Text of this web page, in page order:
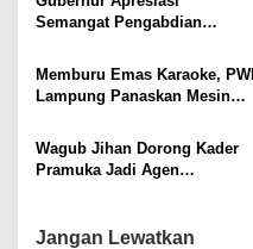
Semangat Pengabdian
Menjaga Stabilitas Lampung
Memburu Emas Karaoke, PWI
Lampung Panaskan Mesin
Wagub Jihan Dorong Kader
Pramuka Jadi Agen
Jangan Lewatkan